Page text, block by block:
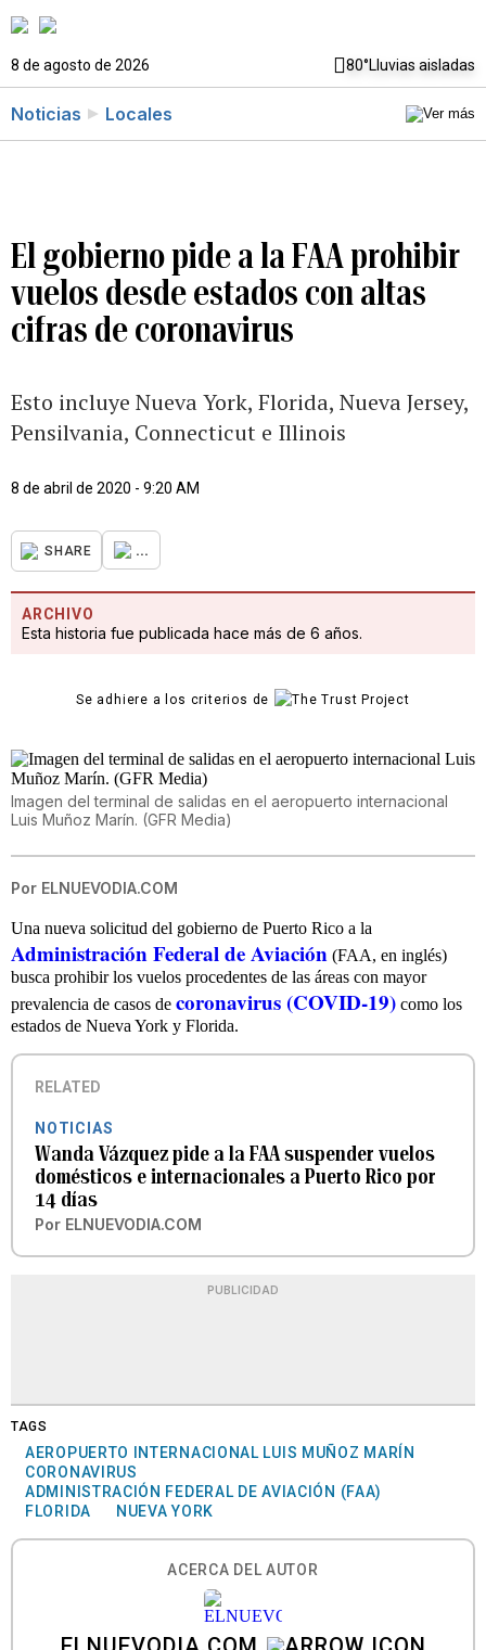
8 de agosto de 2026 80°Lluvias aisladas
Noticias Locales
El gobierno pide a la FAA prohibir
vuelos desde estados con altas
cifras de coronavirus
Esto incluye Nueva York, Florida, Nueva Jersey,
Pensilvania, Connecticut e Illinois
8 de abril de 2020 - 9:20 AM
SHARE ...
ARCHIVO
Esta historia fue publicada hace más de 6 años.
Se adhiere a los criterios de
Imagen del terminal de salidas en el aeropuerto internacional
Luis Muñoz Marín. (GFR Media)
Por ELNUEVODIA.COM
Una nueva solicitud del gobierno de Puerto Rico a la
Administración Federal de Aviación (FAA, en inglés)
busca prohibir los vuelos procedentes de las áreas con mayor
prevalencia de casos de coronavirus (COVID-19) como los
estados de Nueva York y Florida.
RELATED
NOTICIAS
Wanda Vázquez pide a la FAA suspender vuelos
domésticos e internacionales a Puerto Rico por
14 días
Por ELNUEVODIA.COM
PUBLICIDAD
TAGS
AEROPUERTO INTERNACIONAL LUIS MUÑOZ MARÍN
CORONAVIRUS
ADMINISTRACIÓN FEDERAL DE AVIACIÓN (FAA)
FLORIDA
NUEVA YORK
ACERCA DEL AUTOR